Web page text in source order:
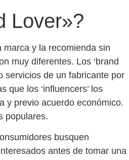
Lover»?
y la recomienda sin
muy diferentes. Los ‘brand
servicios de un fabricante por
que los ‘influencers’ los
y previo acuerdo económico.
populares.
busquen
antes de tomar una